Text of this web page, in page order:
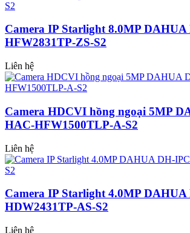
Camera IP Starlight 8.0MP
HFW2831TP-ZS-S2
Liên hệ
Camera HDCVI hồng ngoại 5MP
HAC-HFW1500TLP-A-S2
Liên hệ
Camera IP Starlight 4.0MP
HDW2431TP-AS-S2
Liên hệ